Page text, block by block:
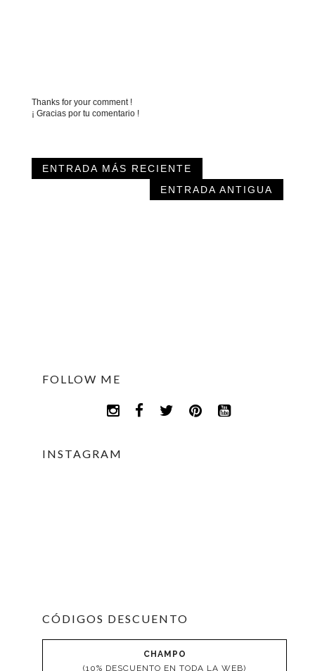
Thanks for your comment !
¡ Gracias por tu comentario !
ENTRADA MÁS RECIENTE
ENTRADA ANTIGUA
FOLLOW ME
INSTAGRAM
CÓDIGOS DESCUENTO
CHAMPO
(10% DESCUENTO EN TODA LA WEB)